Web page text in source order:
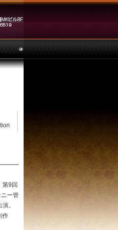
第9回
ー管
。
作